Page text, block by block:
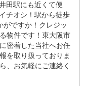
田駅にも近くて便
チオシ！駅から徒歩
がですか！クレジッ
物件です！東大阪市
密着した当社へお任
を取り扱っておりま
、お気軽にご連絡く